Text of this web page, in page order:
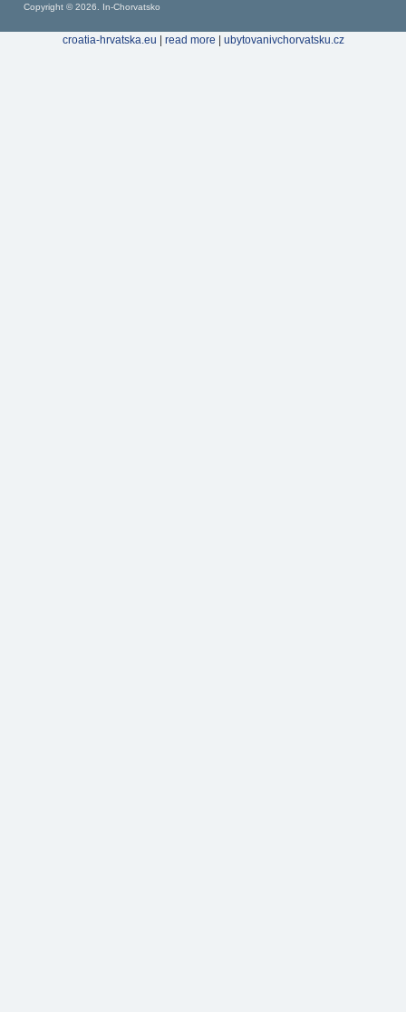
Copyright © 2026. In-Chorvatsko
croatia-hrvatska.eu read more ubytovanivchorvatsku.cz